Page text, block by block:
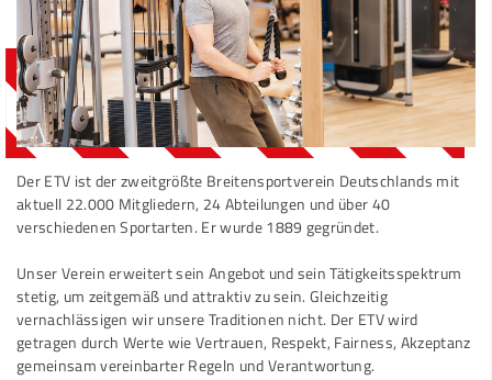
Der ETV ist der zweitgrößte Breitensportverein Deutschlands mit
aktuell 22.000 Mitgliedern, 24 Abteilungen und über 40
verschiedenen Sportarten. Er wurde 1889 gegründet.
Unser Verein erweitert sein Angebot und sein Tätigkeitsspektrum
stetig, um zeitgemäß und attraktiv zu sein. Gleichzeitig
vernachlässigen wir unsere Traditionen nicht. Der ETV wird
getragen durch Werte wie Vertrauen, Respekt, Fairness, Akzeptanz
gemeinsam vereinbarter Regeln und Verantwortung.